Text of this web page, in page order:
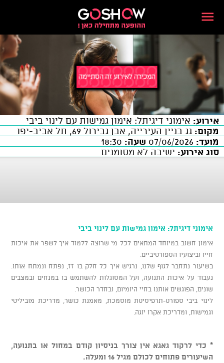
אירוע: אימוני דיגיתל: אימון גמישות עם לינוי ביבי
מקום: גג בניין העירייה, אבן גבירול 69, תל אביב-יפו
מועד:
שעה:
סוג אירוע: ישיבה לא מסומנים
אימוני דיגיתל: אימון גמישות עם לינוי ביבי
אימון חשוב במיוחד המתאים לכל מי שרוצה ללמוד איך לשפר את איכות
חייו וביצועיו הספורטיביים.
בשיעור נתחבר לגוף שלנו, נרגיש איך כל חלק בו זז, נפתח ונמתח אותו.
נעבוד על איכות התנועה, ועל המסוגלות להשתמש בו במנחים ובמצבים
שונים, הפוגשים אותנו בחיי היומיום, ובחדר הכושר.
לינוי ביבי ספורט-תרפיסיטת מוסמכת, מאמנת כושר, מדריכת מוביליטי
וגמישות, ומדריכת אקרו יוגה.
* כדי לרקוד גאגא אין צורך בניסיון קודם במחול או בתנועה,
השיעורים פתוחים לכולם מגיל 16 ומעלה.